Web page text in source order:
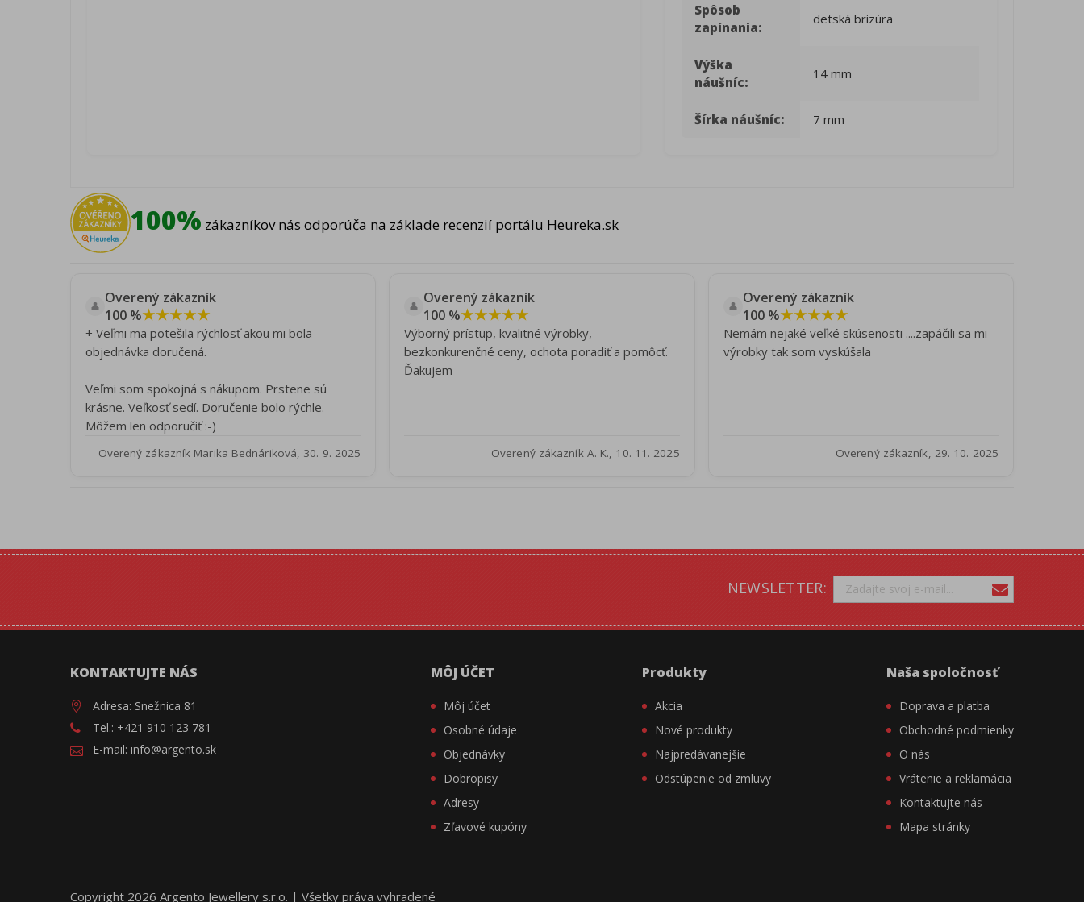
Spôsob
zapínania:
detská brizúra
Výška
náušníc:
14 mm
Šírka náušníc: 7 mm
100% zákazníkov nás odporúča na základe recenzií portálu Heureka.sk
👤 Overený zákazník
100 %★★★★★
+ Veľmi ma potešila rýchlosť akou mi bola
objednávka doručená.
Veľmi som spokojná s nákupom. Prstene sú
krásne. Veľkosť sedí. Doručenie bolo rýchle.
Môžem len odporučiť :-)
Overený zákazník Marika Bednáriková, 30. 9. 2025
👤 Overený zákazník
100 %★★★★★
Výborný prístup, kvalitné výrobky,
bezkonkurenčné ceny, ochota poradiť a pomôcť.
Ďakujem
Overený zákazník A. K., 10. 11. 2025
👤 Overený zákazník
100 %★★★★★
Nemám nejaké veľké skúsenosti ....zapáčili sa mi
výrobky tak som vyskúšala
Overený zákazník, 29. 10. 2025
NEWSLETTER:
KONTAKTUJTE NÁS
Adresa: Snežnica 81
Tel.: +421 910 123 781
E-mail: info@argento.sk
MÔJ ÚČET
Môj účet
Osobné údaje
Objednávky
Dobropisy
Adresy
Zľavové kupóny
Produkty
Akcia
Nové produkty
Najpredávanejšie
Odstúpenie od zmluvy
Naša spoločnosť
Doprava a platba
Obchodné podmienky
O nás
Vrátenie a reklamácia
Kontaktujte nás
Mapa stránky
Copyright 2026 Argento Jewellery s.r.o. | Všetky práva vyhradené